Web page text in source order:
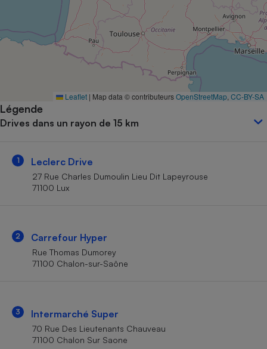
Leaflet | Map data © contributeursOpenStreetMap CC-BY-SA
Légende
Drives dans un rayon de 15 km
1 Leclerc Drive
27 Rue Charles Dumoulin Lieu Dit Lapeyrouse
71100 Lux
2 Carrefour Hyper
Rue Thomas Dumorey
71100 Chalon-sur-Saône
3 Intermarché Super
70 Rue Des Lieutenants Chauveau
71100 Chalon Sur Saone
Complément
alimentaire
Assurance emprunteur
Petit électroménager -
Lave-linge
Mutuelle